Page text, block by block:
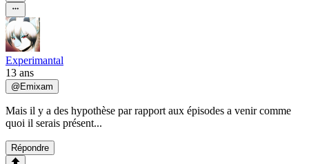
Experimantal
13 ans
@ Emixam
Mais il y a des hypothèse par rapport aux épisodes a venir comme
quoi il serais présent...
Répondre